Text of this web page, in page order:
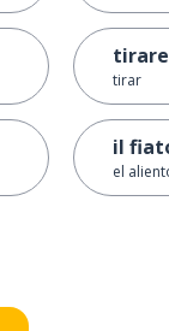
tirare
tirar
il
el